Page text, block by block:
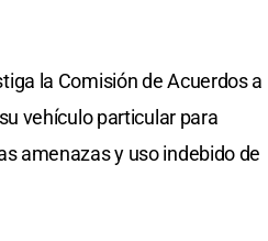
la Comisión de Acuerdos a
vehículo particular para
amenazas y uso indebido de